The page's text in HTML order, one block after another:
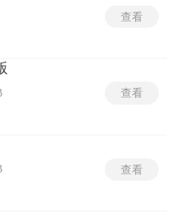
查看
查看
查看